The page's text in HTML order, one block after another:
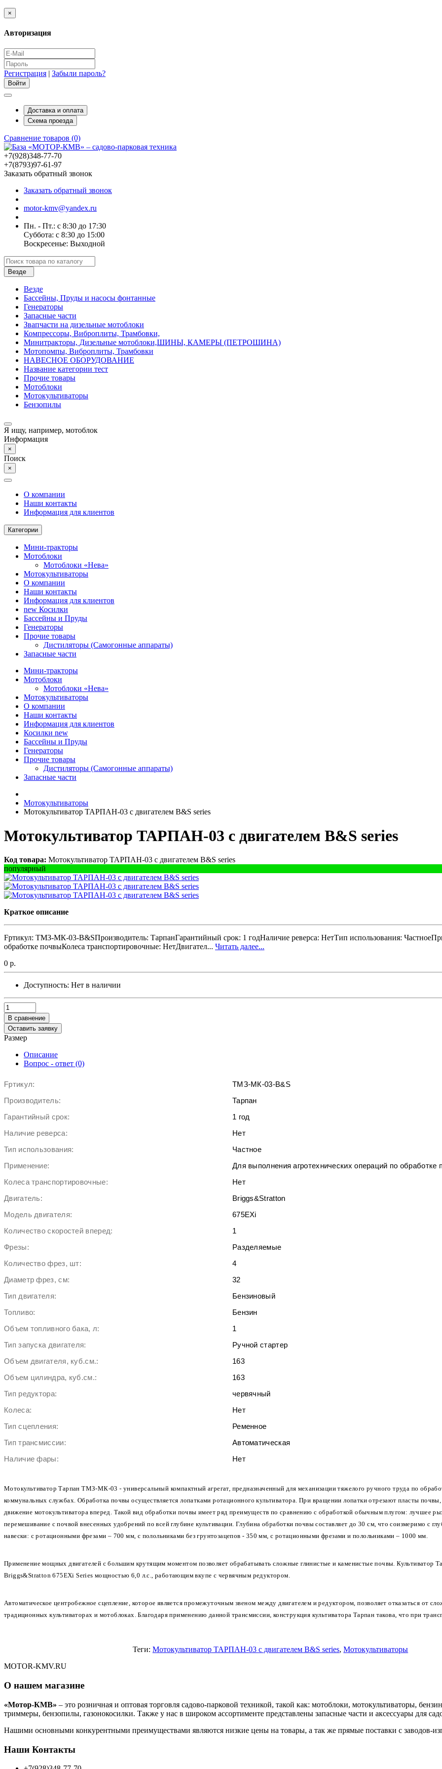
×
Авторизация
Регистрация | Забыли пароль?
Доставка и оплата
Схема проезда
Сравнение товаров (0)
+7(928)348-77-70
+7(8793)97-61-97
Заказать обратный звонок
Заказать обратный звонок
motor-kmv@yandex.ru
Пн. - Пт.: с 8:30 до 17:30
Суббота: с 8:30 до 15:00
Воскресенье: Выходной
Везде
Везде
Бассейны, Пруды и насосы фонтанные
Генераторы
Запасные части
Звапчасти на дизельные мотоблоки
Компрессоры, Виброплиты, Трамбовки,
Минитракторы, Дизельные мотоблоки,ШИНЫ, КАМЕРЫ (ПЕТРОШИНА)
Мотопомпы, Виброплиты, Трамбовки
НАВЕСНОЕ ОБОРУДОВАНИЕ
Название категории тест
Прочие товары
Мотоблоки
Мотокультиваторы
Бензопилы
Я ищу, например, мотоблок
Информация
×
Поиск
×
О компании
Наши контакты
Информация для клиентов
Категории
Мини-тракторы
Мотоблоки
Мотоблоки «Нева»
Мотокультиваторы
О компании
Наши контакты
Информация для клиентов
new Косилки
Бассейны и Пруды
Генераторы
Прочие товары
Дистиляторы (Самогонные аппараты)
Запасные части
Мини-тракторы
Мотоблоки
Мотоблоки «Нева»
Мотокультиваторы
О компании
Наши контакты
Информация для клиентов
Косилки new
Бассейны и Пруды
Генераторы
Прочие товары
Дистиляторы (Самогонные аппараты)
Запасные части
Мотокультиваторы
Мотокультиватор ТАРПАН-03 с двигателем B&S series
Мотокультиватор ТАРПАН-03 с двигателем B&S series
Код товара: Мотокультиватор ТАРПАН-03 с двигателем B&S series
популярный
Краткое описание
Fртикул: ТМЗ-МК-03-B&SПроизводитель: ТарпанГарантийный срок: 1 годНаличие реверса: НетТип использования:
обработке почвыКолеса транспортировочные: НетДвигател... Читать далее...
0 р.
Доступность: Нет в наличии
В сравнение
Оставить заявку
Размер
Описание
Вопрос - ответ (0)
Fртикул:
ТМЗ-МК-03-B&S
Производитель:
Тарпан
Гарантийный срок:
1 год
Наличие реверса:
Нет
Тип использования:
Частное
Применение:
Для выполнения агротехнических операций по обработке
Колеса транспортировочные:
Нет
Двигатель:
Briggs&Stratton
Модель двигателя:
675EXi
Количество скоростей вперед:
1
Фрезы:
Разделяемые
Количество фрез, шт:
4
Диаметр фрез, см:
32
Тип двигателя:
Бензиновый
Топливо:
Бензин
Объем топливного бака, л:
1
Тип запуска двигателя:
Ручной стартер
Объем двигателя, куб.см.:
163
Объем цилиндра, куб.см.:
163
Тип редуктора:
червячный
Колеса:
Нет
Тип сцепления:
Ременное
Тип трансмиссии:
Автоматическая
Наличие фары:
Нет
Мотокультиватор Тарпан ТМЗ-МК-03 - универсальный компактный агрегат, предназначенный для механизации тяжелого ручного труда по
коммунальных службах. Обработка почвы осуществляется лопатками ротационного культиватора. При вращении лопатки отрезают пласты
движение мотокультиватора вперед. Такой вид обработки почвы имеет ряд преимуществ по сравнению с обработкой обычным плугом: лучшее
перемешивание с почвой внесенных удобрений по всей глубине культивации. Глубина обработки почвы составляет до 30 см, что соизмеримо с
навески: с ротационными фрезами – 700 мм, с полольниками без грунтозацепов - 350 мм, с ротационными фрезами и полольниками – 1000 мм.
Применение мощных двигателей с большим крутящим моментом позволяет обрабатывать сложные глинистые и каменистые почвы. Культиватор
Briggs&Stratton 675EXi Series мощностью 6,0 л.с., работающим вкупе с червячным редуктором.
Автоматическое центробежное сцепление, которое является промежуточным звеном между двигателем и редуктором, позволяет отказаться от
традиционных культиваторах и мотоблоках. Благодаря применению данной трансмиссии, конструкция культиватора Тарпан такова, что при
Теги:Мотокультиватор ТАРПАН-03 с двигателем B&S series,Мотокультиваторы
MOTOR-KMV.RU
О нашем магазине
«Мотор-КМВ» – это розничная и оптовая торговля садово-парковой техникой, такой как: мотоблоки, мотокультиваторы,
триммеры, бензопилы, газонокосилки. Также у нас в широком ассортименте представлены запасные части и аксессуары для
Нашими основными конкурентными преимуществами являются низкие цены на товары, а так же прямые поставки с заводов-
Наши Контакты